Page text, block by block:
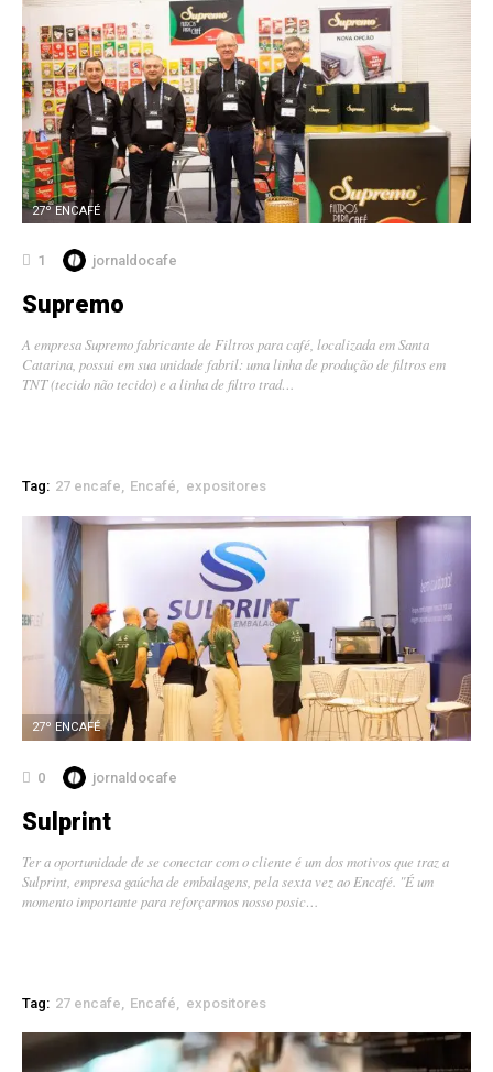
27º ENCAFÉ
1 jornaldocafe
Supremo
A empresa Supremo fabricante de Filtros para café, localizada em Santa
Catarina, possui em sua unidade fabril: uma linha de produção de filtros em
TNT (tecido não tecido) e a linha de filtro trad…
Tag: 27 encafe Encafé expositores
27º ENCAFÉ
0 jornaldocafe
Sulprint
Ter a oportunidade de se conectar com o cliente é um dos motivos que traz a
Sulprint, empresa gaúcha de embalagens, pela sexta vez ao Encafé. "É um
momento importante para reforçarmos nosso posic…
Tag: 27 encafe Encafé expositores